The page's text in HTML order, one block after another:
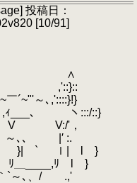
投稿日：
[10/91]
∧
､,'::::}!}
ヽ:::/::}
'，
|′ :.
` ｌ| l }
____,ﾘ l }
､、/ .,'